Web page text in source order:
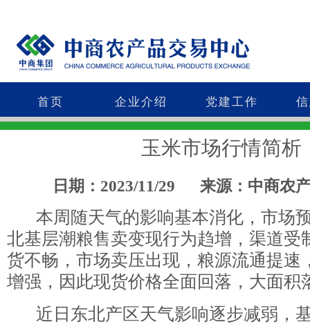
首页 企业介绍 党建工作
玉米市场行情简析
日期：2023/11/29 来源：中商农
本周随天气的影响基本消化，市场
北基层潮粮售卖变现行为趋增，渠道受
货不畅，市场卖压出现，粮源流通提速
增强，因此现货价格全面回落，大面积
近日东北产区天气影响逐步减弱，